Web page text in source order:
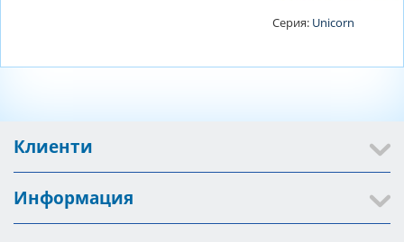
Серия: Unicorn
Клиенти
Информация